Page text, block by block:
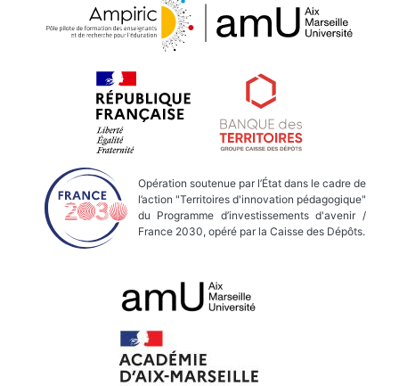
Opération soutenue par l’État dans le cadre de
l’action "Territoires d'innovation pédagogique"
du Programme d’investissements d'avenir /
France 2030, opéré par la Caisse des Dépôts.